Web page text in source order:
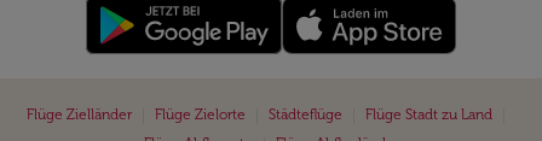
Flüge Zielländer Flüge Zielorte Städteflüge Flüge Stadt zu Land